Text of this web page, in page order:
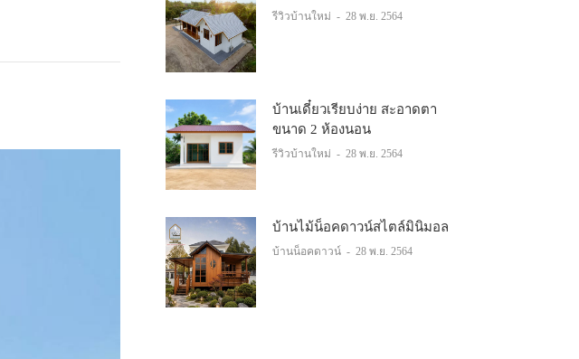
รีวิวบ้านใหม่ - 28 พ.ย. 2564
บ้านเดี๋ยวเรียบง่าย สะอาดตา
ขนาด 2 ห้องนอน
รีวิวบ้านใหม่ - 28 พ.ย. 2564
บ้านไม้น็อคดาวน์สไตล์มินิมอล
บ้านน็อคดาวน์ - 28 พ.ย. 2564